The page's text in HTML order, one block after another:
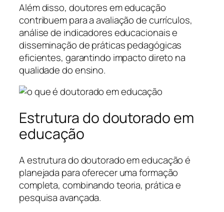
Além disso, doutores em educação
contribuem para a avaliação de currículos,
análise de indicadores educacionais e
disseminação de práticas pedagógicas
eficientes, garantindo impacto direto na
qualidade do ensino.
Estrutura do doutorado em
educação
A estrutura do doutorado em educação é
planejada para oferecer uma formação
completa, combinando teoria, prática e
pesquisa avançada.